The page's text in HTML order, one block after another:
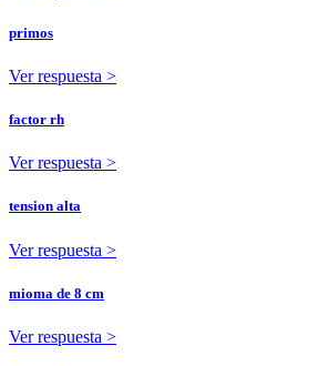
primos
Ver respuesta >
factor rh
Ver respuesta >
tension alta
Ver respuesta >
mioma de 8 cm
Ver respuesta >